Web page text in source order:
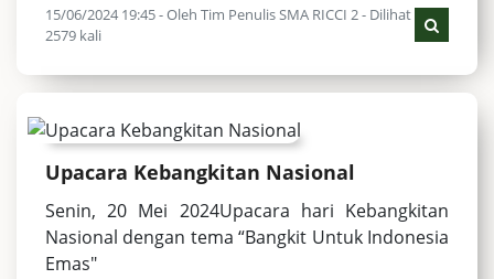
15/06/2024 19:45 - Oleh Tim Penulis SMA RICCI 2 - Dilihat
2579 kali
Upacara Kebangkitan Nasional
Senin, 20 Mei 2024Upacara hari Kebangkitan
Nasional dengan tema “Bangkit Untuk Indonesia
Emas"